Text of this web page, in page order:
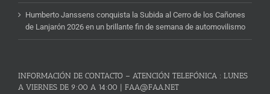
Humberto Janssens conquista la Subida al Cerro de los Cañones
de Lanjarón 2026 en un brillante fin de semana de automovilismo
INFORMACIÓN DE CONTACTO – ATENCIÓN TELEFÓNICA : LUNES
A VIERNES DE 9:00 A 14:00 | FAA@FAA.NET